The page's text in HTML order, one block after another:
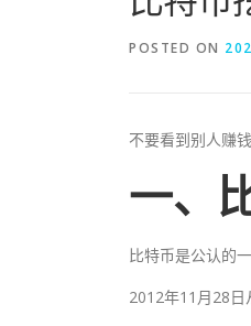
POSTED ON
不要看到别人赚
一、
比特币是公认的
2012年11月28日